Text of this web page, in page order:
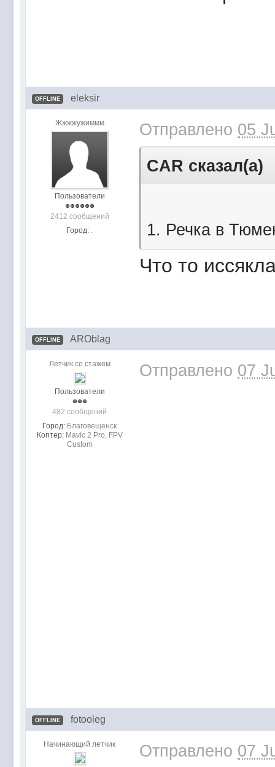
OFFLINE eleksir
Жжжжужиммм
Пользователи
2412 сообщений
Город: .
Отправлено 05
CAR сказал(а)
1. Речка в
Что то
OFFLINE AROblag
Летчик со стажем
Пользователи
482 сообщений
Город: Благовещенск
Коптер: Mavic 2 Pro, FPV
Custom
Отправлено 07
OFFLINE fotooleg
Начинающий летчик Отправлено 07